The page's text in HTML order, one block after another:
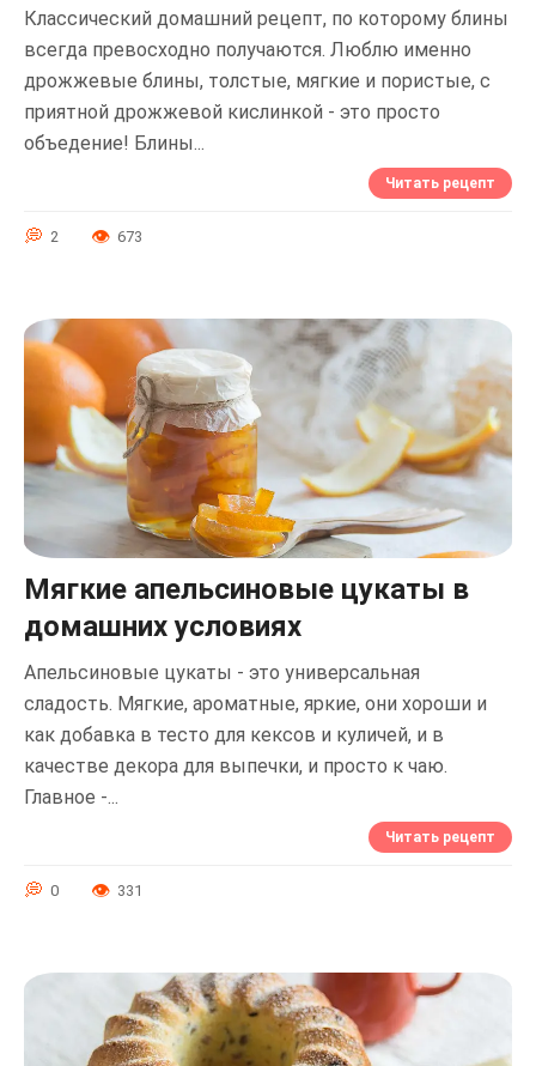
Классический домашний рецепт, по которому блины
всегда превосходно получаются. Люблю именно
дрожжевые блины, толстые, мягкие и пористые, с
приятной дрожжевой кислинкой - это просто
объедение! Блины...
Читать рецепт
2 673
Мягкие апельсиновые цукаты в
домашних условиях
Апельсиновые цукаты - это универсальная
сладость. Мягкие, ароматные, яркие, они хороши и
как добавка в тесто для кексов и куличей, и в
качестве декора для выпечки, и просто к чаю.
Главное -...
Читать рецепт
0 331